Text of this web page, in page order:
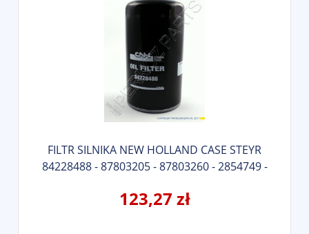
FILTR SILNIKA NEW HOLLAND CASE STEYR
84228488 - 87803205 - 87803260 - 2854749 -
123,27 zł